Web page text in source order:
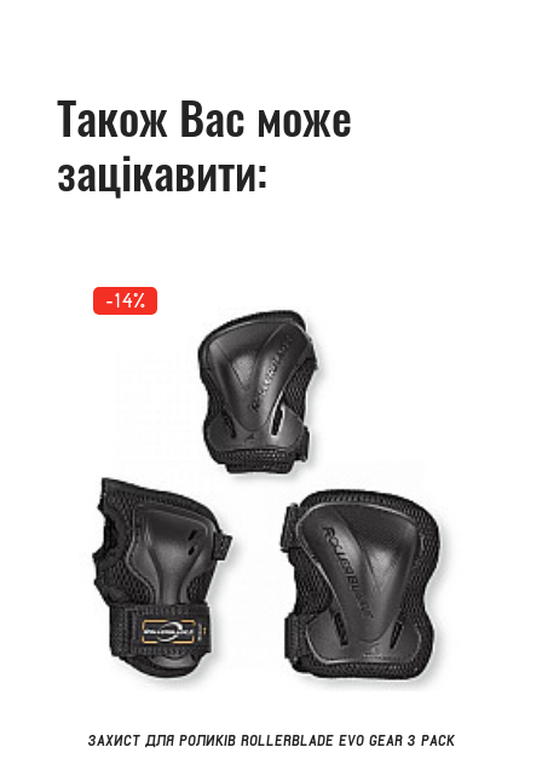
Також Вас може
зацікавити:
-14%
ЗАХИСТ ДЛЯ РОЛИКІВ ROLLERBLADE EVO GEAR 3 PACK